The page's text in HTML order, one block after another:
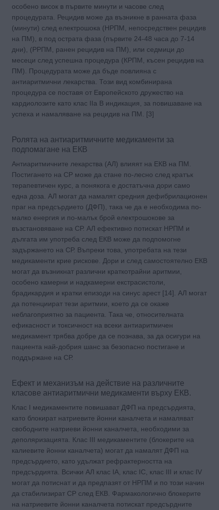
особено висок в първите минути и часове след
процедурата. Рецидив може да възникне в ранната фаза
(минути) след електрошока (НРПМ, непосредствен рецидив
на ПМ), в под острата фаза (първите 24-48 часа до 7-14
дни), (РРПМ, ранен рецидив на ПМ), или седмици до
месеци след успешна процедура (КРПМ, късен рецидив на
ПМ). Процедурата може да бъде повлияна с
антиаритмични лекарства. Този вид комбинирана
процедура се поставя от Европейското дружество на
кардиолозите като клас IIa B индикaция, за повишаване на
успеха и намаляване на рецидив на ПМ. [3]
Ролята на антиаритмичните медикаменти за
подпомагане на ЕКВ
Антиаритмичните лекарства (АЛ) влияят на ЕКВ на ПМ.
Постигането на СР може да стане по-лесно след кратък
терапевтичен курс, а понякога е достатъчна дори само
една доза. АЛ могат да намалят средния дефибрилационен
праг на предсърдието (ДФП), така че да е необходима по-
малко енергия и по-малък брой електрошокове за
възстановяване на СР. АЛ ефективно потискат НРПМ и
дългата им употреба след ЕКВ може да подпомогне
задържането на СР. Въпреки това, употребата на тези
медикаменти крие рискове. Дори и след самостоятелно ЕКВ
могат да възникнат различни краткотрайни аритмии,
особено камерни и надкамерни екстрасистоли,
брадикардия и кратки епизоди на синус арест [14]. АЛ могат
да потенциират тези аритмии, което да се окаже
неблагоприятно за пациента. Така че, относителната
ефикасност и токсичност на всеки антиаритмичен
медикамент трябва добре да се познава, за да осигури на
пациента най-добрия шанс за безопасно постигане и
поддържане на СР.
Ефект и механизъм на действие на различните
класове антиаритмични медикаменти върху ЕКВ.
Клас I медикаментите повишават ДФП на предсърдията,
като блокират натриевите йонни каналчета и намаляват
свободните натриеви йонни каналчета, необходими за
деполяризацията. Клас III медикаментите (блокерите на
калиевите йонни каналчета) могат да намалят ДФП на
предсърдието, като удължат рефрактерността на
предсърдията. Всички АЛ клас IA, клас IC, клас III и клас IV
могат да потиснат и да предпазят от НРПМ и по този начин
да стабилизират СР след ЕКВ. Фармакологично блокерите
на натриевите йонни каналчета потискат предсърдните